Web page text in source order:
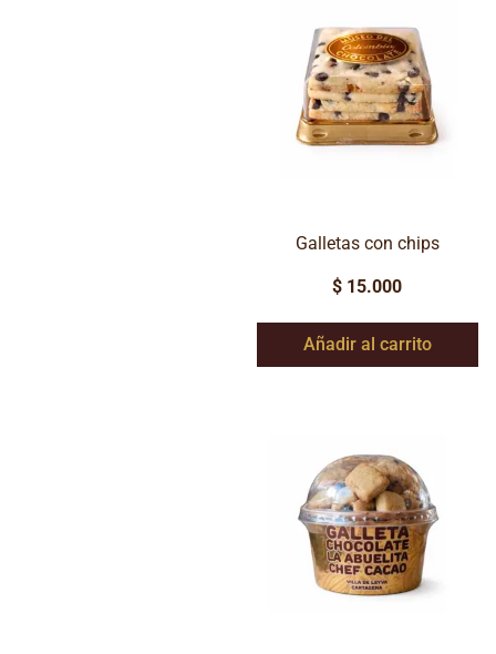
Galletas con chips
$ 15.000
Añadir al carrito